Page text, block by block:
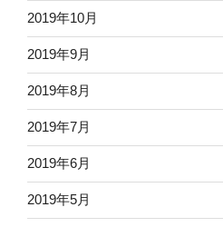
2019年10月
2019年9月
2019年8月
2019年7月
2019年6月
2019年5月